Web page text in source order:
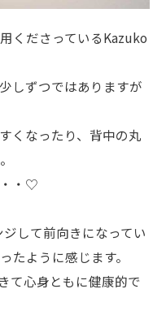
くださっているKazuko
しずつではありますが
くなったり、背中の丸
・・♡
して前向きになってい
たように感じます。
て心身ともに健康的で